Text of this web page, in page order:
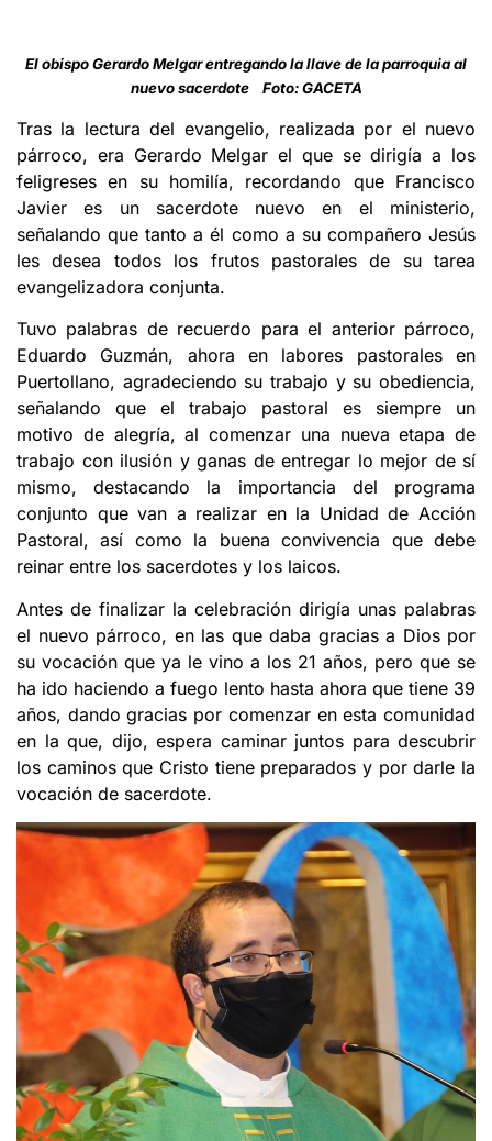
El obispo Gerardo Melgar entregando la llave de la parroquia al
nuevo sacerdote Foto: GACETA
Tras la lectura del evangelio, realizada por el nuevo
párroco, era Gerardo Melgar el que se dirigía a los
feligreses en su homilía, recordando que Francisco
Javier es un sacerdote nuevo en el ministerio,
señalando que tanto a él como a su compañero Jesús
les desea todos los frutos pastorales de su tarea
evangelizadora conjunta.
Tuvo palabras de recuerdo para el anterior párroco,
Eduardo Guzmán, ahora en labores pastorales en
Puertollano, agradeciendo su trabajo y su obediencia,
señalando que el trabajo pastoral es siempre un
motivo de alegría, al comenzar una nueva etapa de
trabajo con ilusión y ganas de entregar lo mejor de sí
mismo, destacando la importancia del programa
conjunto que van a realizar en la Unidad de Acción
Pastoral, así como la buena convivencia que debe
reinar entre los sacerdotes y los laicos.
Antes de finalizar la celebración dirigía unas palabras
el nuevo párroco, en las que daba gracias a Dios por
su vocación que ya le vino a los 21 años, pero que se
ha ido haciendo a fuego lento hasta ahora que tiene 39
años, dando gracias por comenzar en esta comunidad
en la que, dijo, espera caminar juntos para descubrir
los caminos que Cristo tiene preparados y por darle la
vocación de sacerdote.